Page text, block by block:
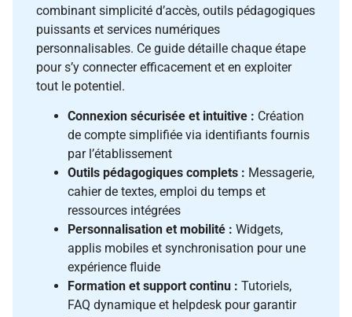
combinant simplicité d’accès, outils pédagogiques
puissants et services numériques
personnalisables. Ce guide détaille chaque étape
pour s’y connecter efficacement et en exploiter
tout le potentiel.
Connexion sécurisée et intuitive : Création
de compte simplifiée via identifiants fournis
par l’établissement
Outils pédagogiques complets : Messagerie,
cahier de textes, emploi du temps et
ressources intégrées
Personnalisation et mobilité : Widgets,
applis mobiles et synchronisation pour une
expérience fluide
Formation et support continu : Tutoriels,
FAQ dynamique et helpdesk pour garantir